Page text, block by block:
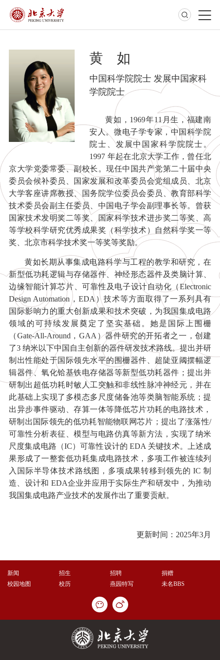
黄 如
中国科学院院士 发展中国家科
学院院士
黄如，1969年11月生，福建南
安人。微电子学专家，中国科学院
院士、发展中国家科学院院士。
1997 年起在北京大学工作，曾任北
京大学党委常委、副校长。现任中国共产党第二十届中央
委员会候补委员、国家发展和改革委员会党组成员、北京
大学客座讲席教授、国务院学位委员会委员、教育部科学
技术委员会副主任委员、中国电子学会副理事长等。曾获
国家技术发明奖二等奖、国家科学技术进步奖二等奖、高
等学校科学研究优秀成果奖（科学技术）自然科学奖一等
奖、北京市科学技术奖一等奖等奖励。
黄如长期从事集成电路科学与工程的教学和研究，在
新型低功耗逻辑与存储器件、神经形态器件及类脑计算、
边缘智能计算芯片、可靠性及电子设计自动化（Electronic
Design Automation，EDA）技术等方面取得了一系列具有
国际影响力的重大创新成果和技术突破，为我国集成电路
领域的可持续发展奠定了坚实基础。她是国际上围栅
（Gate-All-Around，GAA）器件研究的开拓者之一，创建
了3 纳米以下中国自主创新的器件研发技术路线。提出并研
制出性能处于国际领先水平的围栅器件、超陡亚阈摆幅逻
辑器件、氧化铪基铁电存储器等新型低功耗器件；提出并
研制出超低功耗时敏人工突触和非线性脉冲神经元，并在
此基础上实现了多模态多尺度储备池等类脑智能系统；提
出异步事件驱动、存算一体等降低芯片功耗的电路技术，
研制出国际领先的低功耗智能物联网芯片；提出了涨落性/
可靠性分析表征、模型与电路仿真等新方法，实现了纳米
尺度集成电路（IC）可靠性设计的 EDA 关键技术。上述成
果形成了一整套低功耗集成电路技术，多项工作被连续列
入国际半导体技术路线图，多项成果转移到领先的 IC 制
造、设计和 EDA企业并应用于实际生产和研发中，为推动
我国集成电路产业技术的发展作出了重要贡献。
更新时间：2025年3月
新闻 招生 招聘
捐赠
校园地图
校历 燕园特写 未名BBS